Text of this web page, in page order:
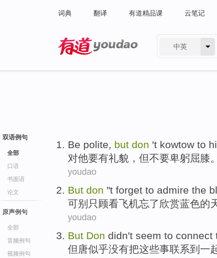
词典 翻译 有道精品课 云笔记
中英
双语例句
全部
口语
书面语
论文
原声例句
全部
音频例句
视频例句
Be polite, but don 't kowtow to
对他要有礼貌 ， 但不要卑躬屈膝
youdao
But don "t forget to admire the
可别 只顾看飞机忘了欣赏蓝色的
youdao
But Don didn't seem to connect
但 唐似乎没有把这些事联系到一